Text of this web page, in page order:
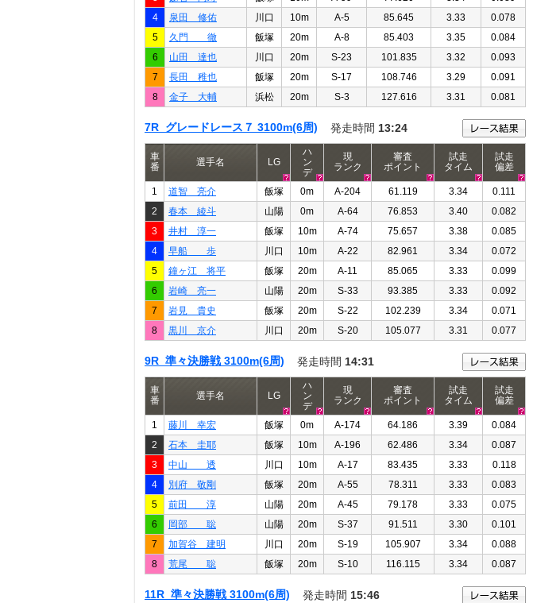
4 泉田 修佑 川口 10m A-5 85.645 3.33 0.078
5 久門 徹 飯塚 20m A-8 85.403 3.35 0.084
6 山田 達也 川口 20m S-23 101.835 3.32 0.093
7 長田 稚也 飯塚 20m S-17 108.746 3.29 0.091
8 金子 大輔 浜松 20m S-3 127.616 3.31 0.081
7R グレードレース７ 3100m(6周) 発走時間 13:24
車
番
選手名 LG
ハ
ン
デ
現
ランク
審査
ポイント
試走
タイム
試走
偏差
1 道智 亮介 飯塚 0m A-204 61.119 3.34 0.111
2 春本 綾斗 山陽 0m A-64 76.853 3.40 0.082
3 井村 淳一 飯塚 10m A-74 75.657 3.38 0.085
4 早船 歩 川口 10m A-22 82.961 3.34 0.072
5 鐘ヶ江 将平 飯塚 20m A-11 85.065 3.33 0.099
6 岩崎 亮一 山陽 20m S-33 93.385 3.33 0.092
7 岩見 貴史 飯塚 20m S-22 102.239 3.34 0.071
8 黒川 京介 川口 20m S-20 105.077 3.31 0.077
9R 準々決勝戦 3100m(6周) 発走時間 14:31
車
番
選手名 LG
ハ
ン
デ
現
ランク
審査
ポイント
試走
タイム
試走
偏差
1 藤川 幸宏 飯塚 0m A-174 64.186 3.39 0.084
2 石本 圭耶 飯塚 10m A-196 62.486 3.34 0.087
3 中山 透 川口 10m A-17 83.435 3.33 0.118
4 別府 敬剛 飯塚 20m A-55 78.311 3.33 0.083
5 前田 淳 山陽 20m A-45 79.178 3.33 0.075
6 岡部 聡 山陽 20m S-37 91.511 3.30 0.101
7 加賀谷 建明 川口 20m S-19 105.907 3.34 0.088
8 荒尾 聡 飯塚 20m S-10 116.115 3.34 0.087
11R 準々決勝戦 3100m(6周) 発走時間 15:46